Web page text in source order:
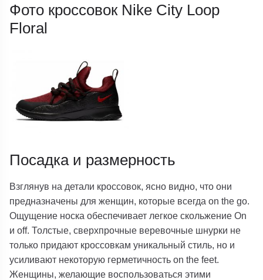
Фото кроссовок Nike City Loop
Floral
Посадка и размерность
Взглянув на детали кроссовок, ясно видно, что они
предназначены для женщин, которые всегда on the go.
Ощущение носка обеспечивает легкое скольжение On
и off. Толстые, сверхпрочные веревочные шнурки не
только придают кроссовкам уникальный стиль, но и
усиливают некоторую герметичность on the feet.
Женщины, желающие воспользоваться этими